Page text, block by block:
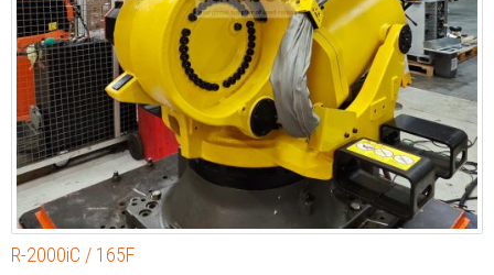
R-2000iC / 165F